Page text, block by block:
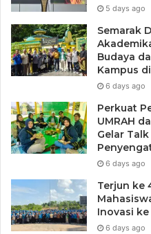
Sebelum peserta
setiap peserta diwajibkan
dana kevirtual account
pendaftaran online,
membawa foto copy NPWP
copy kartu keluarga. Lalu
copy halaman depan buku
trading
Peserta SPM level 2.
Sertifikat dan materi
5 days ago
Semarak
Budaya
Kampus
6 days ago
Perkuat
UMRAH
Gelar
6 days ago
Terjun ke
Inovasi
6 days ago